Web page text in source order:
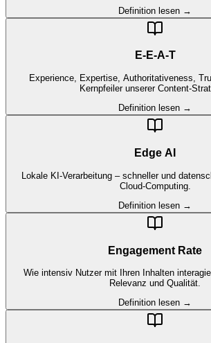
Definition lesen →
E-E-A-T
Experience, Expertise, Authoritativeness,
Kernpfeiler unserer Content-
Definition lesen →
Edge AI
Lokale KI-Verarbeitung – schneller und
Cloud-Computing.
Definition lesen →
Engagement Rate
Wie intensiv Nutzer mit Ihren Inhalten
Relevanz und Qualität.
Definition lesen →